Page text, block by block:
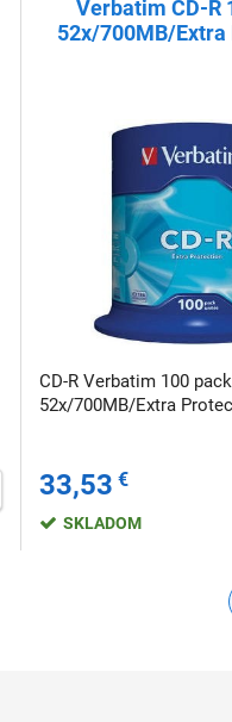
Verbatim CD-R
52x/700MB/
CD-R Verbatim 100 pack
52x/700MB/Extra
33,53 €
SKLADOM